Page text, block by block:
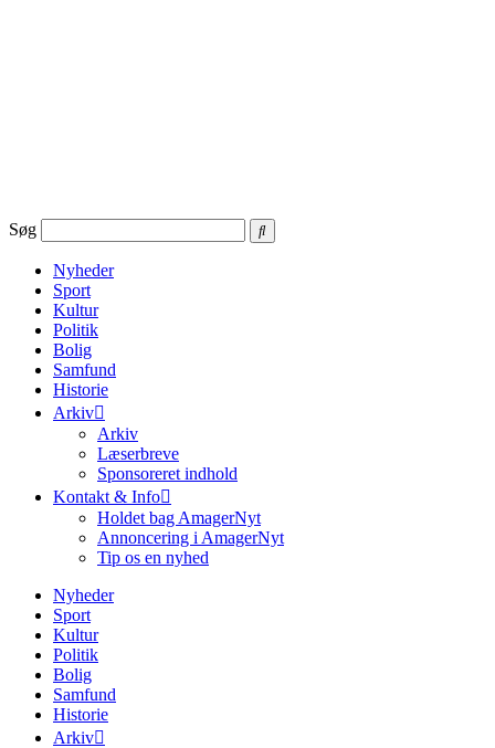
Søg
Nyheder
Sport
Kultur
Politik
Bolig
Samfund
Historie
Arkiv
Arkiv
Læserbreve
Sponsoreret indhold
Kontakt & Info
Holdet bag AmagerNyt
Annoncering i AmagerNyt
Tip os en nyhed
Nyheder
Sport
Kultur
Politik
Bolig
Samfund
Historie
Arkiv